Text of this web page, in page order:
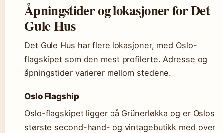
Åpningstider og lokasjoner for Det
Gule Hus
Det Gule Hus har flere lokasjoner, med Oslo-
flagskipet som den mest profilerte. Adresse og
åpningstider varierer mellom stedene.
Oslo Flagship
Oslo-flagskipet ligger på Grünerløkka og er Oslos
største second-hand- og vintagebutikk med over